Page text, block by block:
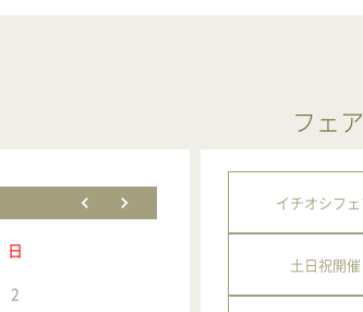
日
2
フェ
イチオシフ
土日祝開催